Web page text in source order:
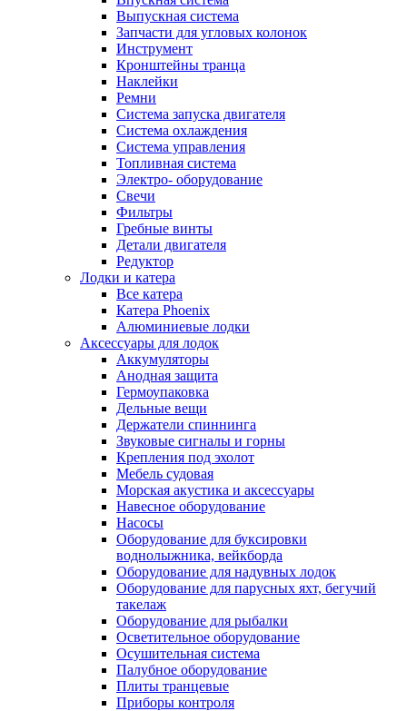
Выпускная система
Запчасти для угловых колонок
Инструмент
Кронштейны транца
Наклейки
Ремни
Система запуска двигателя
Система охлаждения
Система управления
Топливная система
Электро- оборудование
Свечи
Фильтры
Гребные винты
Детали двигателя
Редуктор
Лодки и катера
Все катера
Катера Phoenix
Алюминиевые лодки
Аксессуары для лодок
Аккумуляторы
Анодная защита
Гермоупаковка
Дельные вещи
Держатели спиннинга
Звуковые сигналы и горны
Крепления под эхолот
Мебель судовая
Морская акустика и аксессуары
Навесное оборудование
Насосы
Оборудование для буксировки
воднолыжника, вейкборда
Оборудование для надувных лодок
Оборудование для парусных яхт, бегучий
такелаж
Оборудование для рыбалки
Осветительное оборудование
Осушительная система
Палубное оборудование
Плиты транцевые
Приборы контроля